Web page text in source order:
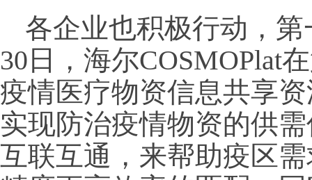
各企业也积极行动，
30日，海尔COSMOPlat
疫情医疗物资信息共享
实现防治疫情物资的供
互联互通，来帮助疫区